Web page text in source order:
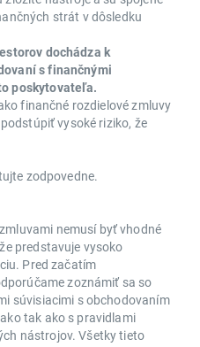
strát v dôsledku
dochádza k
s finančnými
poskytovateľa.
finančné rozdielové zmluvy
vysoké riziko, že
zodpovedne.
nemusí byť vhodné
predstavuje vysoko
Pred začatím
zoznámiť sa so
súvisiacimi s obchodovaním
tak ako s pravidlami
nástrojov. Všetky tieto